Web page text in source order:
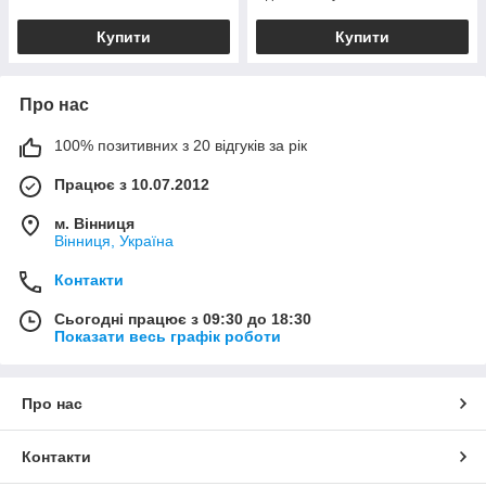
Купити Купити
Про нас
100% позитивних з 20 відгуків за рік
Працює з 10.07.2012
м. Вінниця
Вінниця, Україна
Контакти
Сьогодні працює з 09:30 до 18:30
Показати весь графік роботи
Про нас
Контакти